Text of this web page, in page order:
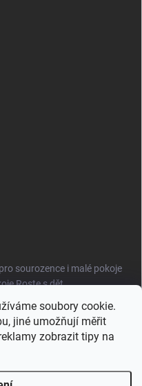
soubory cookie.
jiné umožňují měřit
zobrazit tipy na
sourozence i malé pokoje
Roste s dět...
pro malé prostory i
vašemu živo...